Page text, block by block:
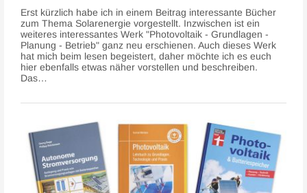
Erst kürzlich habe ich in einem Beitrag interessante Bücher
zum Thema Solarenergie vorgestellt. Inzwischen ist ein
weiteres interessantes Werk "Photovoltaik - Grundlagen -
Planung - Betrieb" ganz neu erschienen. Auch dieses Werk
hat mich beim lesen begeistert, daher möchte ich es euch
hier ebenfalls etwas näher vorstellen und beschreiben.
Das…